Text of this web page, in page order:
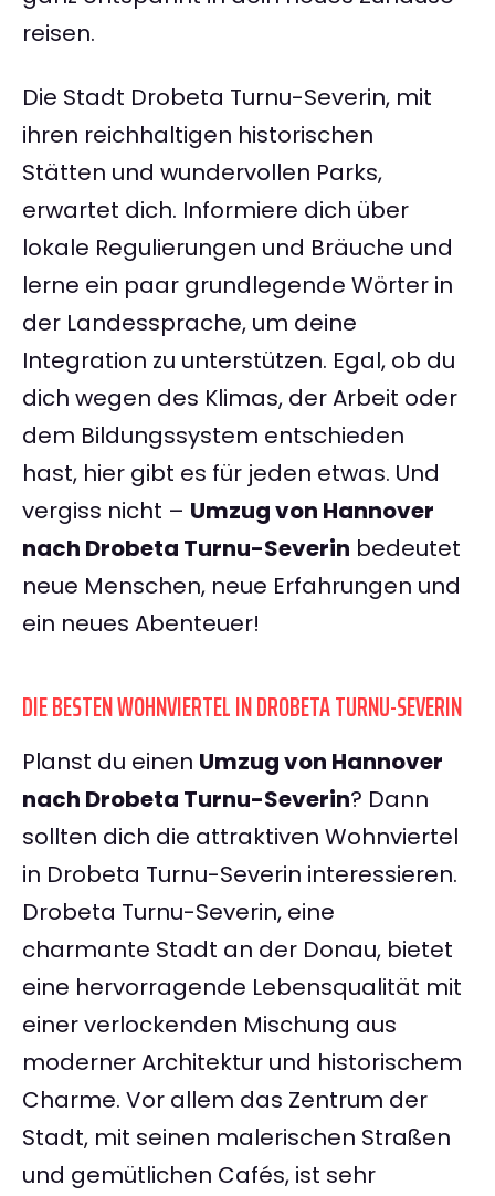
reisen.
Die Stadt Drobeta Turnu-Severin, mit
ihren reichhaltigen historischen
Stätten und wundervollen Parks,
erwartet dich. Informiere dich über
lokale Regulierungen und Bräuche und
lerne ein paar grundlegende Wörter in
der Landessprache, um deine
Integration zu unterstützen. Egal, ob du
dich wegen des Klimas, der Arbeit oder
dem Bildungssystem entschieden
hast, hier gibt es für jeden etwas. Und
vergiss nicht – Umzug von Hannover
nach Drobeta Turnu-Severin bedeutet
neue Menschen, neue Erfahrungen und
ein neues Abenteuer!
DIE BESTEN WOHNVIERTEL IN DROBETA TURNU-SEVERIN
Planst du einen Umzug von Hannover
nach Drobeta Turnu-Severin? Dann
sollten dich die attraktiven Wohnviertel
in Drobeta Turnu-Severin interessieren.
Drobeta Turnu-Severin, eine
charmante Stadt an der Donau, bietet
eine hervorragende Lebensqualität mit
einer verlockenden Mischung aus
moderner Architektur und historischem
Charme. Vor allem das Zentrum der
Stadt, mit seinen malerischen Straßen
und gemütlichen Cafés, ist sehr